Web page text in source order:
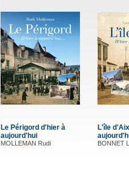
Le Périgord d'hier à
aujourd'hui
MOLLEMAN Rudi
L'île
BONNET